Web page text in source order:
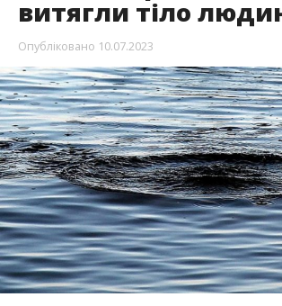
витягли тіло
Опубліковано 10.07.2023